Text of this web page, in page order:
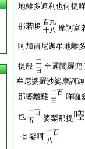
地離多遮利也何提
那若哆 百九
十八 摩訶富
呵加留尼迦牟地離
提般 二
百 至邏闍羅兜
牟尼婆羅沙娑摩訶
那婆離難 二百
三
咩囉
也 二百
五
婆梨那提
七 娑呵 二百
八